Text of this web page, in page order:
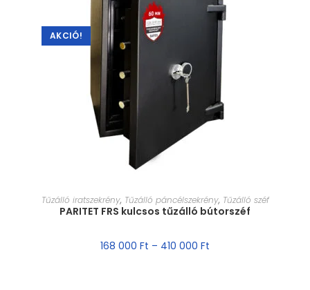
AKCIÓ!
MÉRET VÁLASZTÁSA
Tűzálló iratszekrény, Tűzálló páncélszekrény, Tűzálló széf
PARITET FRS kulcsos tűzálló bútorszéf
168 000 Ft – 410 000 Ft